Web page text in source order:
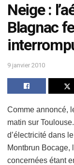
Neige :
Blagnac
9 janvier 2010
Comme annoncé,
matin sur
d’électricité dans
Montbrun Bocage,
concernées étant